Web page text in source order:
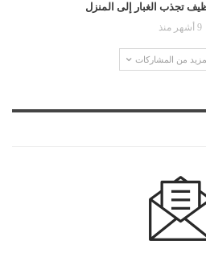
9 أشهر منذ
من المشاركات